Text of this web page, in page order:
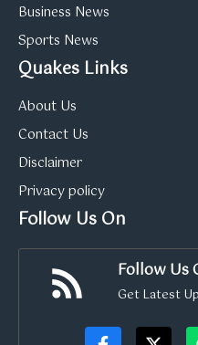
Business News
Sports News
Quakes Links
About Us
Contact Us
Disclaimer
Privacy policy
Follow Us On
Follow Us
Get Latest